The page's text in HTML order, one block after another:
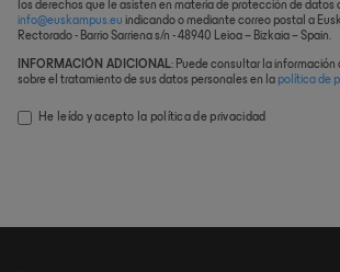
los derechos que le asisten en materia de protección de datos
info@euskampus.eu indicando o mediante correo postal a
Rectorado - Barrio Sarriena s/n - 48940 Leioa – Bizkaia – Spain.
INFORMACIÓN ADICIONAL: Puede consultar la información
sobre el tratamiento de sus datos personales en la política de
He leído y acepto la política de privacidad